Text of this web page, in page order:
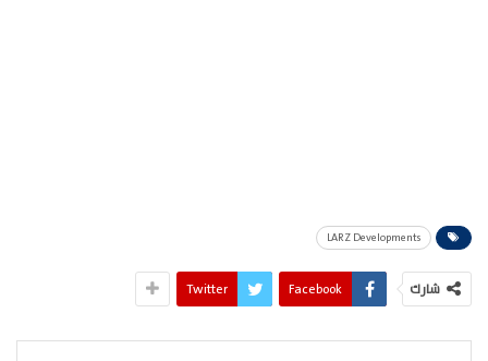
LARZ Developments
شارك Facebook
Twitter